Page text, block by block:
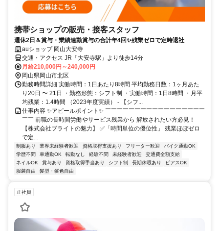
携帯ショップの販売・接客スタッフ
週休2日＆賞与・業績連動賞与の合計年4回✨残業ゼロで定時退社
auショップ 岡山大安寺
交通・アクセス JR「大安寺駅」より徒歩14分
月給210,000円～240,000円
岡山県岡山市北区
勤務時間詳細 実働時間：1日あたり8時間 平均勤務日数：1ヶ月あた
り20日 〜 21日 ・勤務形態：シフト制 ・実働時間：1日8時間 ・月平
均残業：1.4時間 （2023年度実績） - 【シフ...
仕事内容 ✨アピールポイント✨ ￣￣￣￣￣￣￣￣￣￣￣￣￣￣￣￣￣
￣￣ 前職の長時間労働やサービス残業から 解放されたい方必見！
【株式会社ブライトの魅力】 ✅「時間単位の優位性」 残業ほぼゼロ
で定...
制服あり 業界未経験者歓迎 資格取得支援あり フリーター歓迎
バイク通勤OK
学歴不問
車通勤OK 転勤なし 経験不問 未経験者歓迎
交通費全額支給
ネイルOK
賞与あり 資格取得手当あり シフト制 長期休暇あり
ピアスOK
服装自由
髪型・髪色自由
正社員